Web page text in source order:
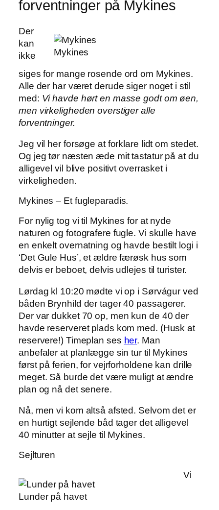
forventninger på Mykines
Mykines
Der
kan
ikke
siges for mange rosende ord om Mykines.
Alle der har været derude siger noget i stil
med: Vi havde hørt en masse godt om øen,
men virkeligheden overstiger alle
forventninger.
Jeg vil her forsøge at forklare lidt om stedet.
Og jeg tør næsten æde mit tastatur på at du
alligevel vil blive positivt overrasket i
virkeligheden.
Mykines – Et fugleparadis.
For nylig tog vi til Mykines for at nyde
naturen og fotografere fugle. Vi skulle have
en enkelt overnatning og havde bestilt logi i
‘Det Gule Hus’, et ældre færøsk hus som
delvis er beboet, delvis udlejes til turister.
Lørdag kl 10:20 mødte vi op i Sørvágur ved
båden Brynhild der tager 40 passagerer.
Der var dukket 70 op, men kun de 40 der
havde reserveret plads kom med. (Husk at
reservere!) Timeplan ses her. Man
anbefaler at planlægge sin tur til Mykines
først på ferien, for vejrforholdene kan drille
meget. Så burde det være muligt at ændre
plan og nå det senere.
Nå, men vi kom altså afsted. Selvom det er
en hurtigt sejlende båd tager det alligevel
40 minutter at sejle til Mykines.
Sejlturen
Lunder på havet
Vi